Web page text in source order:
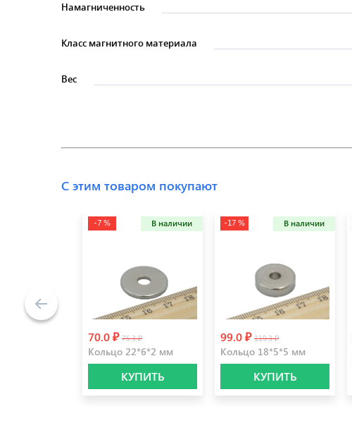
Намагниченность
Класс магнитного материала
Вес
С этим товаром покупают
-7 % В наличии
70.0 ₽ 75.3 ₽
Кольцо 22*6*2 мм
КУПИТЬ
-17 % В наличии
99.0 ₽ 119.3 ₽
Кольцо 18*5*5 мм
КУПИТЬ